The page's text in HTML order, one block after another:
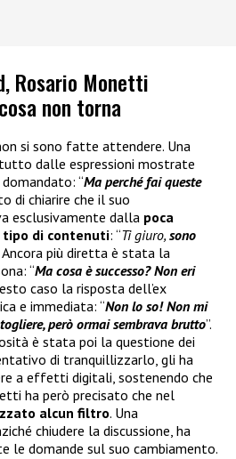
Rosario Monetti
non torna
si sono fatte attendere. Una
dalle espressioni mostrate
“Ma perché fai queste
di chiarire che il suo
esclusivamente dalla poca
di contenuti: “Ti giuro, sono
Ancora più diretta è stata la
“Ma cosa è successo? Non eri
caso la risposta dell’ex
e immediata: “Non lo so! Non mi
però ormai sembrava brutto”.
è stata poi la questione dei
di tranquillizzarlo, gli ha
a effetti digitali, sostenendo che
ha però precisato che nel
alcun filtro. Una
chiudere la discussione, ha
le domande sul suo cambiamento.